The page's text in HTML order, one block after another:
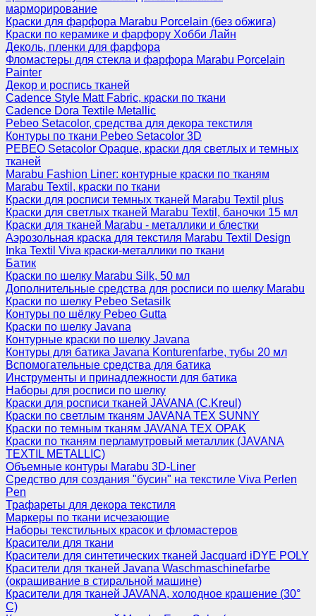
марморирование
Краски для фарфора Marabu Porcelain (без обжига)
Краски по керамике и фарфору Хобби Лайн
Деколь, пленки для фарфора
Фломастеры для стекла и фарфора Marabu Porcelain
Painter
Декор и роспись тканей
Cadence Style Matt Fabric, краски по ткани
Cadence Dora Textile Metallic
Pebeo Setacolor, средства для декора текстиля
Контуры по ткани Pebeo Setacolor 3D
PEBEO Setacolor Opaque, краски для светлых и темных
тканей
Marabu Fashion Liner: контурные краски по тканям
Marabu Textil, краски по ткани
Краски для росписи темных тканей Marabu Textil plus
Краски для светлых тканей Marabu Textil, баночки 15 мл
Краски для тканей Marabu - металлики и блестки
Аэрозольная краска для текстиля Marabu Textil Design
Inka Textil Viva краски-металлики по ткани
Батик
Краски по шелку Marabu Silk, 50 мл
Дополнительные средства для росписи по шелку Marabu
Краски по шелку Pebeo Setasilk
Контуры по шёлку Pebeo Gutta
Краски по шелку Javana
Контурные краски по шелку Javana
Контуры для батика Javana Konturenfarbe, тубы 20 мл
Вспомогательные средства для батика
Инструменты и принадлежности для батика
Наборы для росписи по шелку
Краски для росписи тканей JAVANA (C.Kreul)
Краски по светлым тканям JAVANA TEX SUNNY
Краски по темным тканям JAVANA TEX OPAK
Краски по тканям перламутровый металлик (JAVANA
TEXTIL METALLIC)
Объемные контуры Marabu 3D-Liner
Средство для создания "бусин" на текстиле Viva Perlen
Pen
Трафареты для декора текстиля
Маркеры по ткани исчезающие
Наборы текстильных красок и фломастеров
Красители для ткани
Красители для синтетических тканей Jacquard iDYE POLY
Красители для тканей Javana Waschmaschinefarbe
(окрашивание в стиральной машине)
Красители для тканей JAVANA, холодное крашение (30°
С)